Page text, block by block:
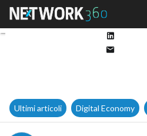
Ultimi articoli Digital Economy